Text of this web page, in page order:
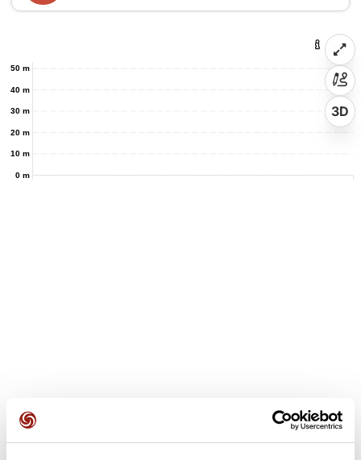
0 m
10 m
20 m
30 m
40 m
50 m
3D